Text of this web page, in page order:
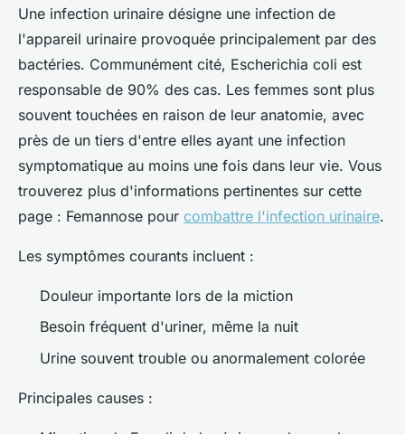
Une infection urinaire désigne une infection de
l'appareil urinaire provoquée principalement par des
bactéries. Communément cité, Escherichia coli est
responsable de 90% des cas. Les femmes sont plus
souvent touchées en raison de leur anatomie, avec
près de un tiers d'entre elles ayant une infection
symptomatique au moins une fois dans leur vie. Vous
trouverez plus d'informations pertinentes sur cette
page : Femannose pour combattre l'infection urinaire.
Les symptômes courants incluent :
Douleur importante lors de la miction
Besoin fréquent d'uriner, même la nuit
Urine souvent trouble ou anormalement colorée
Principales causes :